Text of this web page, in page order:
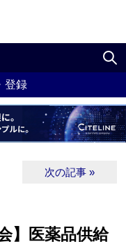
登録
次の記事 »
】医薬品供給